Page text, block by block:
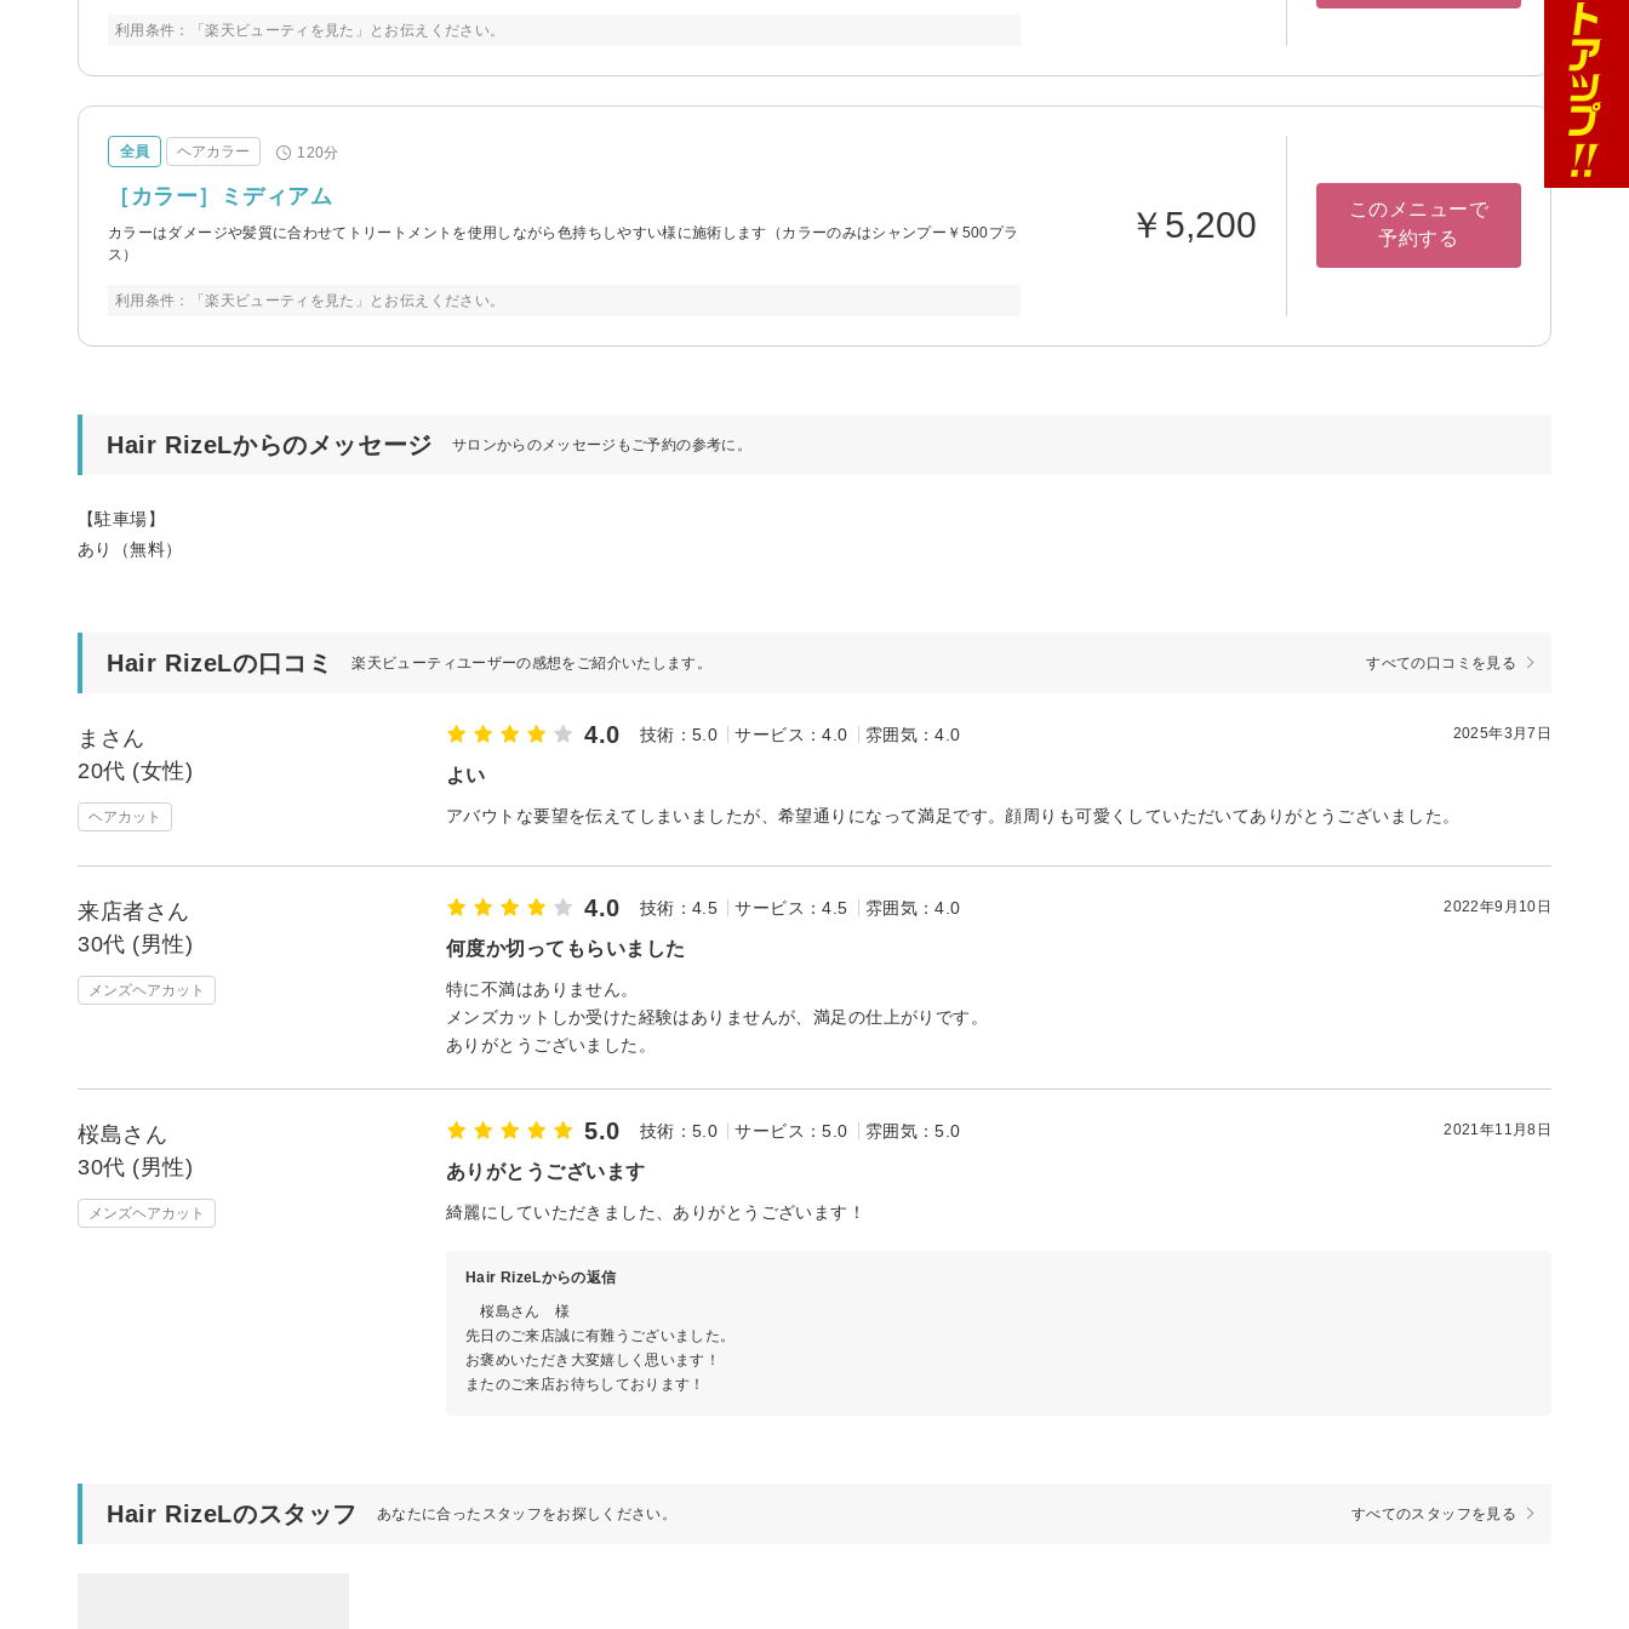
利用条件：「楽天ビューティを見た」とお伝えください。
全員 ヘアカラー 120分
［カラー］ミディアム
カラーはダメージや髪質に合わせてトリートメントを使用しながら色持ちしやすい様に施術します（カラーのみはシャンプー￥500プラ
ス）
利用条件：「楽天ビューティを見た」とお伝えください。
￥5,200
このメニューで
予約する
Hair RizeLからのメッセージ サロンからのメッセージもご予約の参考に。
【駐車場】
あり（無料）
Hair RizeLの口コミ 楽天ビューティユーザーの感想をご紹介いたします。 すべての口コミを見る
まさん
20代 (女性)
ヘアカット
4.0 技術：5.0 サービス：4.0 雰囲気：4.0 2025年3月7日
よい
アバウトな要望を伝えてしまいましたが、希望通りになって満足です。顔周りも可愛くしていただいてありがとうございました。
来店者さん
30代 (男性)
メンズヘアカット
4.0 技術：4.5 サービス：4.5 雰囲気：4.0 2022年9月10日
何度か切ってもらいました
特に不満はありません。
メンズカットしか受けた経験はありませんが、満足の仕上がりです。
ありがとうございました。
桜島さん
30代 (男性)
メンズヘアカット
5.0 技術：5.0 サービス：5.0 雰囲気：5.0 2021年11月8日
ありがとうございます
綺麗にしていただきました、ありがとうございます！
Hair RizeLからの返信
桜島さん 様
先日のご来店誠に有難うございました。
お褒めいただき大変嬉しく思います！
またのご来店お待ちしております！
Hair RizeLのスタッフ あなたに合ったスタッフをお探しください。 すべてのスタッフを見る